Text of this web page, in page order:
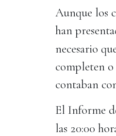
Aunque los
han
necesario
completen o
contaban
El Informe
las 20:00